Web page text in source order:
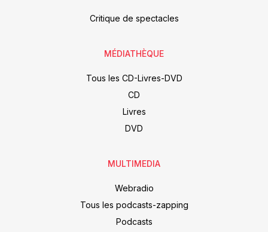
Critique de spectacles
MÉDIATHÈQUE
Tous les CD-Livres-DVD
CD
Livres
DVD
MULTIMEDIA
Webradio
Tous les podcasts-zapping
Podcasts